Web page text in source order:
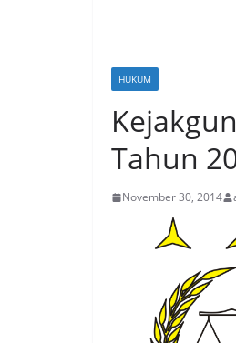
HUKUM
Tahun
November 30, 2014